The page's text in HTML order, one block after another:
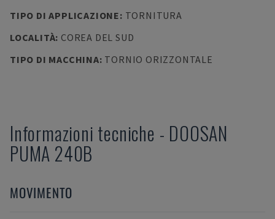
TIPO DI APPLICAZIONE: TORNITURA
LOCALITÀ: COREA DEL SUD
TIPO DI MACCHINA: TORNIO ORIZZONTALE
Informazioni tecniche - DOOSAN
PUMA 240B
MOVIMENTO